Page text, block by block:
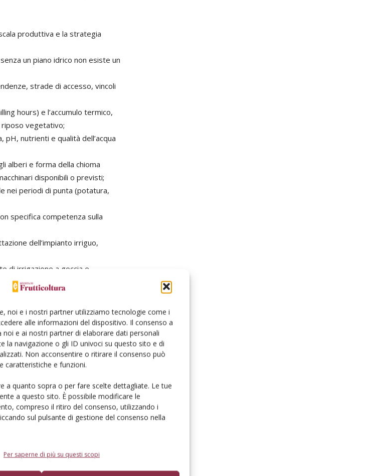
noi e i nostri partner utilizziamo tecnologie come i
alle informazioni del dispositivo. Il consenso a
e ai nostri partner di elaborare dati personali
la navigazione o gli ID univoci su questo sito e di
Non acconsentire o ritirare il consenso può
caratteristiche e funzioni.
a quanto sopra o per fare scelte dettagliate. Le tue
a questo sito. È possibile modificare le
compreso il ritiro del consenso, utilizzando i
sul pulsante di gestione del consenso nella
Per saperne di più su questi scopi
produttiva e la strategia
un piano idrico non esiste un
strade di accesso, vincoli
hours) e l’accumulo termico,
vegetativo;
nutrienti e qualità dell’acqua
alberi e forma della chioma
disponibili o previsti;
nei periodi di punta (potatura,
specifica competenza sulla
dell’impianto irriguo,
di irrigazione a goccia e